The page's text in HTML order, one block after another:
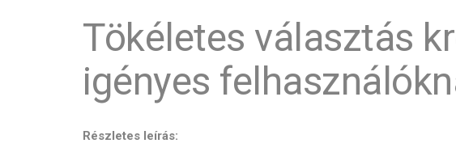
Tökéletes választás
igényes
Részletes leírás: